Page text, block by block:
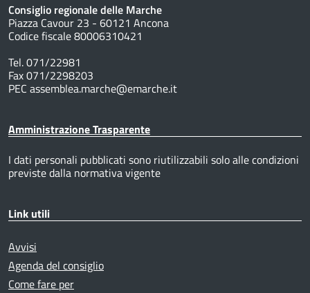
Consiglio regionale delle Marche
Piazza Cavour 23 - 60121 Ancona
Codice fiscale 80006310421
Tel. 071/22981
Fax 071/2298203
PEC assemblea.marche@emarche.it
Amministrazione Trasparente
I dati personali pubblicati sono riutilizzabili solo alle condizioni
previste dalla normativa vigente
Link utili
Avvisi
Agenda del consiglio
Come fare per